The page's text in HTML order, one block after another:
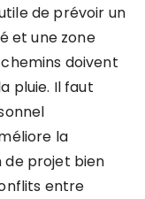
de prévoir un
et une zone
doivent
pluie. Il faut
la
de projet bien
entre